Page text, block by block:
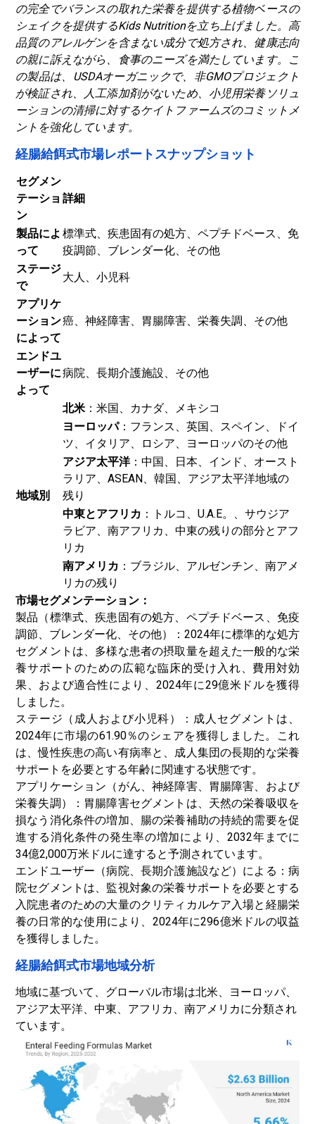
の完全でバランスの取れた栄養を提供する植物ベースの
シェイクを提供するKids Nutritionを立ち上げました。高
品質のアレルゲンを含まない成分で処方され、健康志向
の親に訴えながら、食事のニーズを満たしています。こ
の製品は、USDAオーガニックで、非GMOプロジェクト
が検証され、人工添加剤がないため、小児用栄養ソリュ
ーションの清掃に対するケイトファームズのコミットメ
ントを強化しています。
経腸給餌式市場レポートスナップショット
セグメン
テーショ
ン
詳細
製品によ
って
標準式、疾患固有の処方、ペプチドベース、免
疫調節、ブレンダー化、その他
ステージ
で
大人、小児科
アプリケ
ーション
によって
癌、神経障害、胃腸障害、栄養失調、その他
エンドユ
ーザーに
よって
病院、長期介護施設、その他
地域別
北米 ：米国、カナダ、メキシコ
ヨーロッパ：フランス、英国、スペイン、ドイ
ツ、イタリア、ロシア、ヨーロッパのその他
アジア太平洋：中国、日本、インド、オースト
ラリア、ASEAN、韓国、アジア太平洋地域の
残り
中東とアフリカ ：トルコ、U.A.E。、サウジア
ラビア、南アフリカ、中東の残りの部分とアフ
リカ
南アメリカ ：ブラジル、アルゼンチン、南アメ
リカの残り
市場セグメンテーション：
製品（標準式、疾患固有の処方、ペプチドベース、免疫
調節、ブレンダー化、その他）：2024年に標準的な処方
セグメントは、多様な患者の摂取量を超えた一般的な栄
養サポートのための広範な臨床的受け入れ、費用対効
果、および適合性により、2024年に29億米ドルを獲得
しました。
ステージ（成人および小児科）：成人セグメントは、
2024年に市場の61.90％のシェアを獲得しました。これ
は、慢性疾患の高い有病率と、成人集団の長期的な栄養
サポートを必要とする年齢に関連する状態です。
アプリケーション（がん、神経障害、胃腸障害、および
栄養失調）：胃腸障害セグメントは、天然の栄養吸収を
損なう消化条件の増加、腸の栄養補助の持続的需要を促
進する消化条件の発生率の増加により、2032年までに
34億2,000万米ドルに達すると予測されています。
エンドユーザー（病院、長期介護施設など）による：病
院セグメントは、監視対象の栄養サポートを必要とする
入院患者のための大量のクリティカルケア入場と経腸栄
養の日常的な使用により、2024年に296億米ドルの収益
を獲得しました。
経腸給餌式市場地域分析
地域に基づいて、グローバル市場は北米、ヨーロッパ、
アジア太平洋、中東、アフリカ、南アメリカに分類され
ています。